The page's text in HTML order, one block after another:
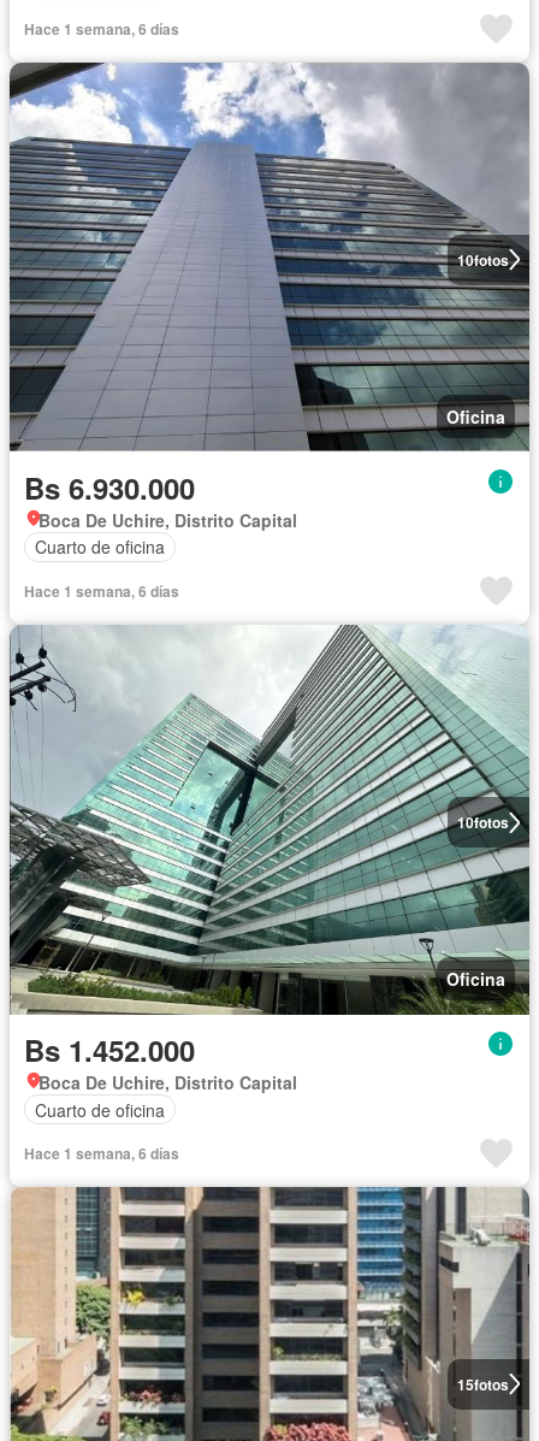
Hace 1 semana, 6 días
10fotos
Oficina
Bs 6.930.000
Boca De Uchire, Distrito Capital
Cuarto de oficina
Hace 1 semana, 6 días
10fotos
Oficina
Bs 1.452.000
Boca De Uchire, Distrito Capital
Cuarto de oficina
Hace 1 semana, 6 días
15fotos